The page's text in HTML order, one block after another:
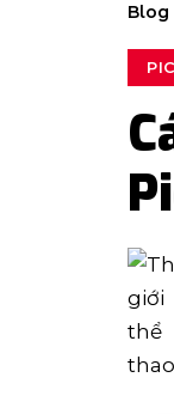
Blog